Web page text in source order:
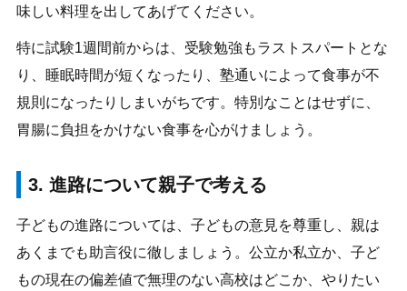
味しい料理を出してあげてください。
特に試験1週間前からは、受験勉強もラストスパートとな
り、睡眠時間が短くなったり、塾通いによって食事が不
規則になったりしまいがちです。特別なことはせずに、
胃腸に負担をかけない食事を心がけましょう。
3. 進路について親子で考える
子どもの進路については、子どもの意見を尊重し、親は
あくまでも助言役に徹しましょう。公立か私立か、子ど
もの現在の偏差値で無理のない高校はどこか、やりたい